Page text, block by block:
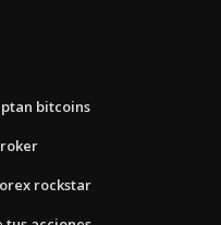
bitcoins
rockstar